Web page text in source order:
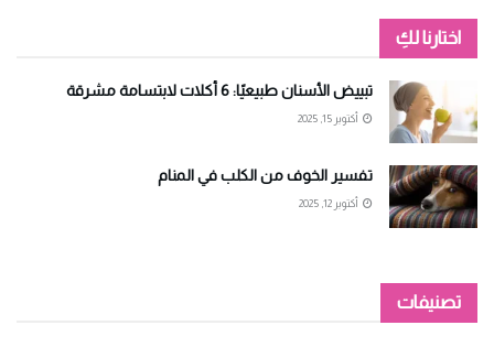
اختارنا لكِ
تبييض الأسنان طبيعيًا: 6 أكلات لابتسامة مشرقة
أكتوبر 15, 2025
تفسير الخوف من الكلب في المنام
أكتوبر 12, 2025
تصنيفات